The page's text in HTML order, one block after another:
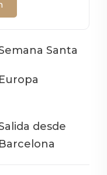
Santa
Europa
desde
Barcelona